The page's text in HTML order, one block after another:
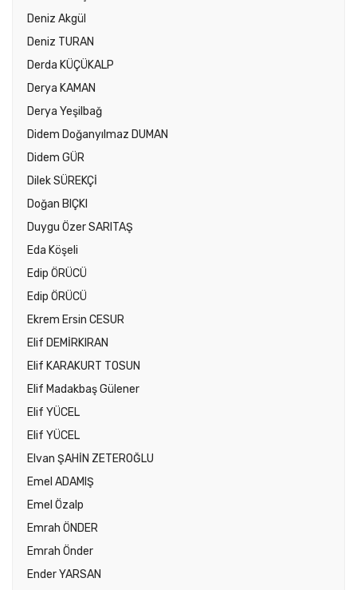
Deniz Akgül
Deniz TURAN
Derda KÜÇÜKALP
Derya KAMAN
Derya Yeşilbağ
Didem Doğanyılmaz DUMAN
Didem GÜR
Dilek SÜREKÇİ
Doğan BIÇKI
Duygu Özer SARITAŞ
Eda Köşeli
Edip ÖRÜCÜ
Edip ÖRÜCÜ
Ekrem Ersin CESUR
Elif DEMİRKIRAN
Elif KARAKURT TOSUN
Elif Madakbaş Gülener
Elif YÜCEL
Elif YÜCEL
Elvan ŞAHİN ZETEROĞLU
Emel ADAMIŞ
Emel Özalp
Emrah ÖNDER
Emrah Önder
Ender YARSAN